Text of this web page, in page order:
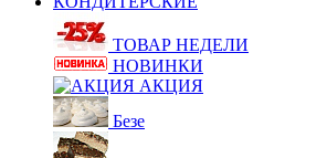
ТОВАР НЕДЕЛИ
НОВИНКИ
АКЦИЯ
Безе